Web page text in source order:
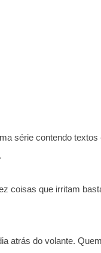
série contendo
coisas que irritam
atrás do volante.